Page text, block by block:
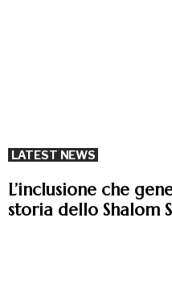
LATEST NEWS
L’inclusione che
storia dello Shalom